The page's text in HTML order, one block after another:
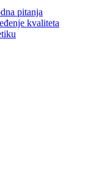
pitanja
kvaliteta